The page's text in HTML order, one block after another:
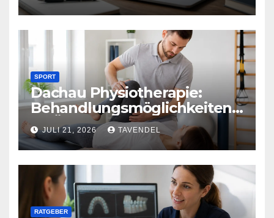
SPORT
Dachau Physiotherapie:
Behandlungsmöglichkeiten
im Überblick
JULI 21, 2026 TAVENDEL
RATGEBER